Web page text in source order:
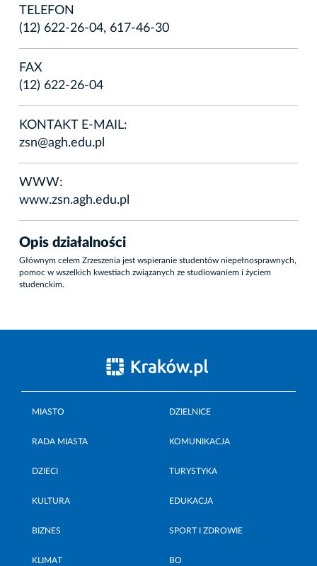
TELEFON
(12) 622-26-04, 617-46-30
FAX
(12) 622-26-04
KONTAKT E-MAIL:
zsn@agh.edu.pl
WWW:
www.zsn.agh.edu.pl
Opis działalności
Głównym celem Zrzeszenia jest wspieranie studentów niepełnosprawnych,
pomoc w wszelkich kwestiach związanych ze studiowaniem i życiem
studenckim.
MIASTO DZIELNICE
RADA MIASTA KOMUNIKACJA
DZIECI TURYSTYKA
KULTURA EDUKACJA
BIZNES SPORT I ZDROWIE
KLIMAT BO